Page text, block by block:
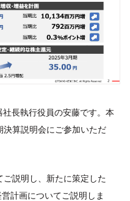
社長執行役員の安藤です。本
算説明会にご参加いただ
説明し、新たに策定した
計画についてご説明しま